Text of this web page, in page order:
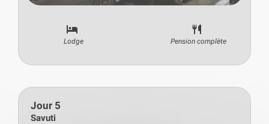
Lodge Pension complète
Jour 5
Savuti